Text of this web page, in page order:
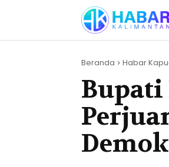
Beranda Habar
Bupati